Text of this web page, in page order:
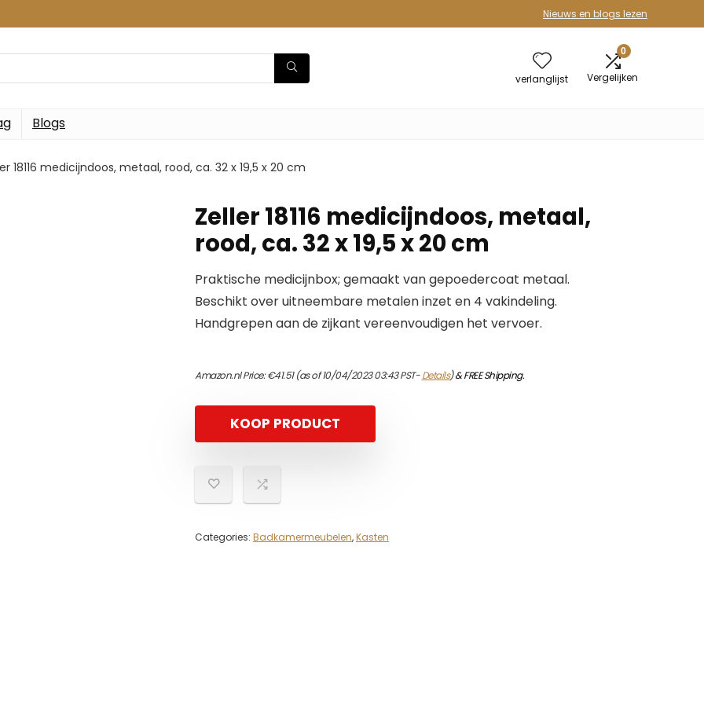
Nieuws en blogs lezen
verlanglijst
0
Vergelijken
Blogs
18116 medicijndoos, metaal, rood, ca. 32 x 19,5 x 20 cm
Zeller 18116 medicijndoos, metaal,
rood, ca. 32 x 19,5 x 20 cm
Praktische medicijnbox; gemaakt van gepoedercoat metaal.
Beschikt over uitneembare metalen inzet en 4 vakindeling.
Handgrepen aan de zijkant vereenvoudigen het vervoer.
Amazon.nl Price:€41.51(as of 10/04/2023 03:43 PST-Details)&FREE Shipping.
KOOP PRODUCT
Categories: Badkamermeubelen,Kasten